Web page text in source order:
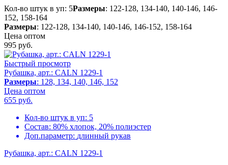
Кол-во штук в уп: 5Размеры: 122-128, 134-140, 140-146, 146-
152, 158-164
Размеры: 122-128, 134-140, 140-146, 146-152, 158-164
Цена оптом
995 руб.
Быстрый просмотр
Рубашка, арт.: CALN 1229-1
Размеры: 128, 134, 140, 146, 152
Цена оптом
655 руб.
Кол-во штук в уп: 5
Состав: 80% хлопок, 20% полиэстер
Доп.параметр: длинный рукав
Рубашка, арт.: CALN 1229-1